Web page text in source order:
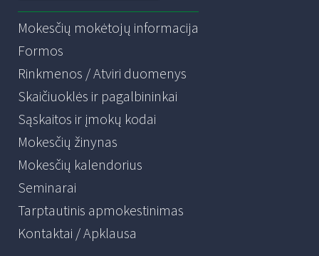
Mokesčių mokėtojų informacija
Formos
Rinkmenos / Atviri duomenys
Skaičiuoklės ir pagalbininkai
Sąskaitos ir įmokų kodai
Mokesčių žinynas
Mokesčių kalendorius
Seminarai
Tarptautinis apmokestinimas
Kontaktai / Apklausa